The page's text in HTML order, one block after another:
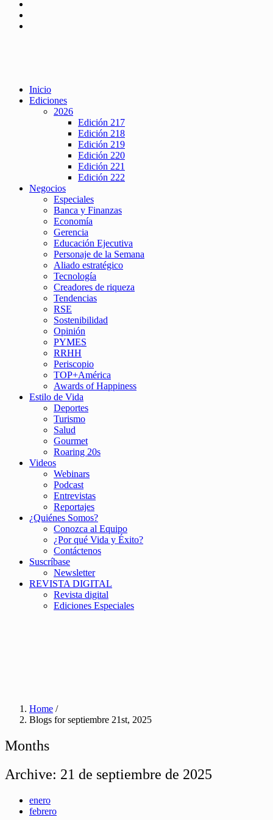
Inicio
Ediciones
2026
Edición 217
Edición 218
Edición 219
Edición 220
Edición 221
Edición 222
Negocios
Especiales
Banca y Finanzas
Economía
Gerencia
Educación Ejecutiva
Personaje de la Semana
Aliado estratégico
Tecnología
Creadores de riqueza
Tendencias
RSE
Sostenibilidad
Opinión
PYMES
RRHH
Periscopio
TOP+América
Awards of Happiness
Estilo de Vida
Deportes
Turismo
Salud
Gourmet
Roaring 20s
Videos
Webinars
Podcast
Entrevistas
Reportajes
¿Quiénes Somos?
Conozca al Equipo
¿Por qué Vida y Éxito?
Contáctenos
Suscríbase
Newsletter
REVISTA DIGITAL
Revista digital
Ediciones Especiales
Home /
Blogs for septiembre 21st, 2025
Months
Archive: 21 de septiembre de 2025
enero
febrero